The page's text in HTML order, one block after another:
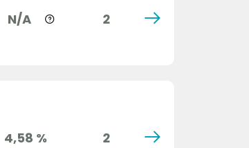
N/A 2
4,58 % 2